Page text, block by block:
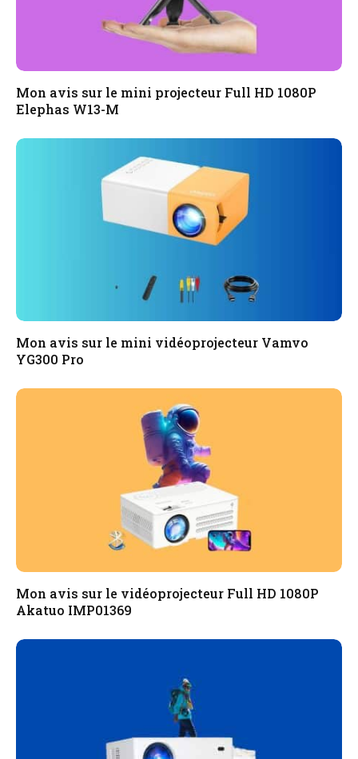
Mon avis sur le mini projecteur Full HD 1080P
Elephas W13-M
Mon avis sur le mini vidéoprojecteur Vamvo
YG300 Pro
Mon avis sur le vidéoprojecteur Full HD 1080P
Akatuo ‎IMP01369